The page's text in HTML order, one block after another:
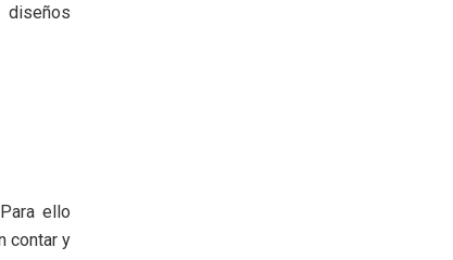
ello
contar y